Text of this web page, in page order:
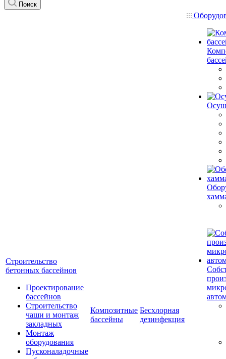
Поиск
Строительство
бетонных бассейнов
Проектирование
бассейнов
Строительство
чаши и монтаж
закладных
Монтаж
оборудования
Пусконаладочные
Композитные
бассейны
Бесхлорная
дезинфекция